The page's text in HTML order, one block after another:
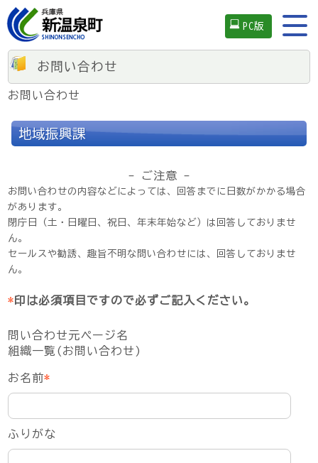
PC版
お問い合わせ
お問い合わせ
地域振興課
- ご注意 -
お問い合わせの内容などによっては、回答までに日数がかかる場合
があります。
閉庁日（土・日曜日、祝日、年末年始など）は回答しておりませ
ん。
セールスや勧誘、趣旨不明な問い合わせには、回答しておりませ
ん。
*印は必須項目ですので必ずご記入ください。
問い合わせ元ページ名
組織一覧(お問い合わせ)
お名前*
ふりがな